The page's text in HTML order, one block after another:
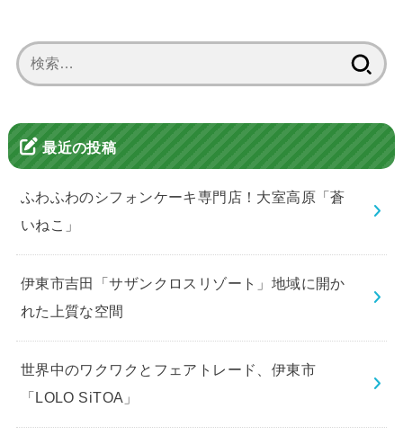
索:
最近の投稿
ふわふわのシフォンケーキ専門店！大室高原「蒼
いねこ」
伊東市吉田「サザンクロスリゾート」地域に開か
れた上質な空間
世界中のワクワクとフェアトレード、伊東市
「LOLO SiTOA」